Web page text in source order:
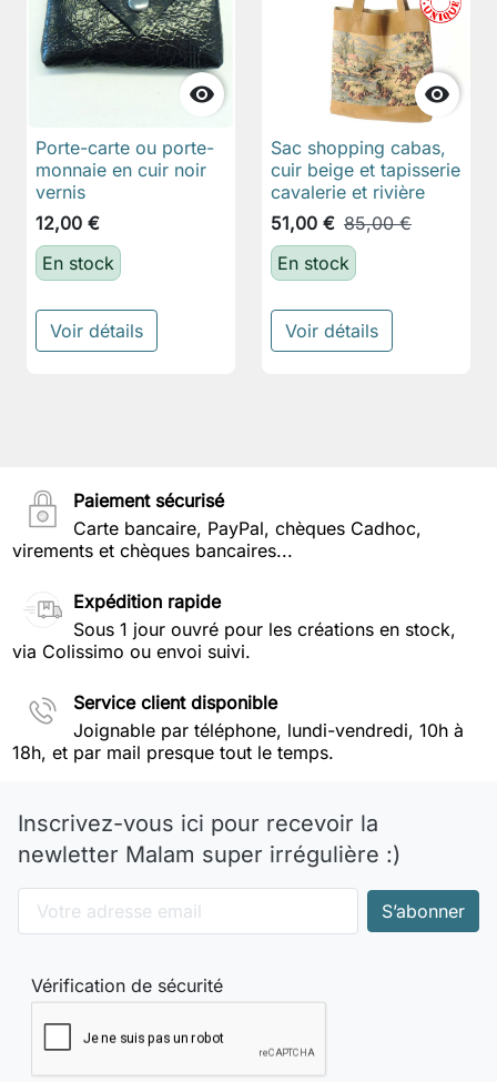

Porte-carte ou porte-
monnaie en cuir noir
vernis
12,00 €
En stock
Voir détails

Sac shopping cabas,
cuir beige et tapisserie
cavalerie et rivière
51,00 € 85,00 €
En stock
Voir détails
Paiement sécurisé
Carte bancaire, PayPal, chèques Cadhoc,
virements et chèques bancaires...
Expédition rapide
Sous 1 jour ouvré pour les créations en stock,
via Colissimo ou envoi suivi.
Service client disponible
Joignable par téléphone, lundi-vendredi, 10h à
18h, et par mail presque tout le temps.
Inscrivez-vous ici pour recevoir la
newletter Malam super irrégulière :)
Vérification de sécurité